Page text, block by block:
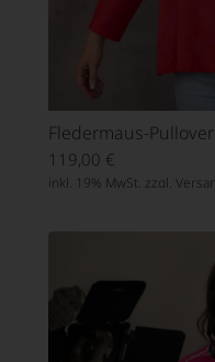
Fledermaus-
119,00 €
inkl. 19% MwSt. zzgl.